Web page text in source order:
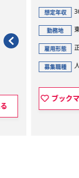
想定年収
勤務地
雇用形態
募集職種
ブック